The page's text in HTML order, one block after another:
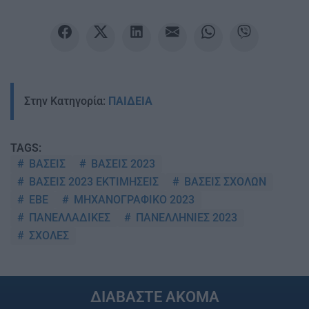
Στην Κατηγορία: ΠΑΙΔΕΙΑ
TAGS:
ΒΑΣΕΙΣ
ΒΑΣΕΙΣ 2023
ΒΑΣΕΙΣ 2023 ΕΚΤΙΜΗΣΕΙΣ
ΒΑΣΕΙΣ ΣΧΟΛΩΝ
ΕΒΕ
ΜΗΧΑΝΟΓΡΑΦΙΚΟ 2023
ΠΑΝΕΛΛΑΔΙΚΕΣ
ΠΑΝΕΛΛΗΝΙΕΣ 2023
ΣΧΟΛΕΣ
ΔΙΑΒΑΣΤΕ ΑΚΟΜΑ